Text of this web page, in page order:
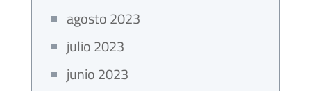
agosto 2023
julio 2023
junio 2023